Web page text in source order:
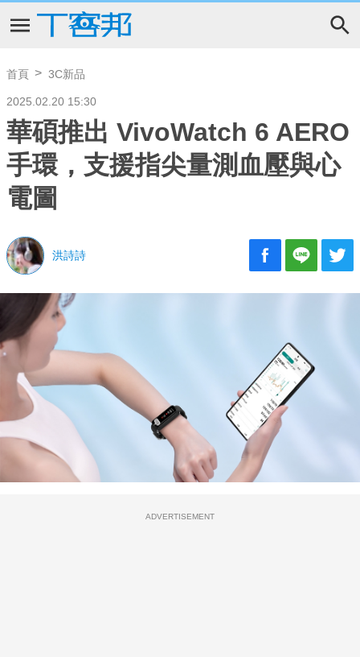
首頁 3C新品
2025.02.20 15:30
華碩推出 VivoWatch 6 AERO
手環，支援指尖量測血壓與心
電圖
洪詩詩
ADVERTISEMENT